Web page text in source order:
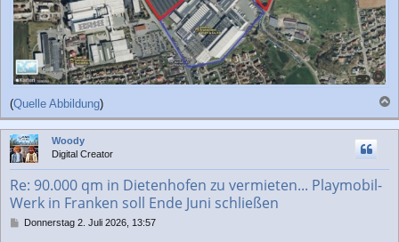
(Quelle Abbildung)
a
c
Woody
Digital Creator
Re: 90.000 qm in Dietenhofen zu vermieten... Playmobil-
Werk in Franken soll Ende Juni schließen
BDonnerstag 2. Juli 2026, 13:57